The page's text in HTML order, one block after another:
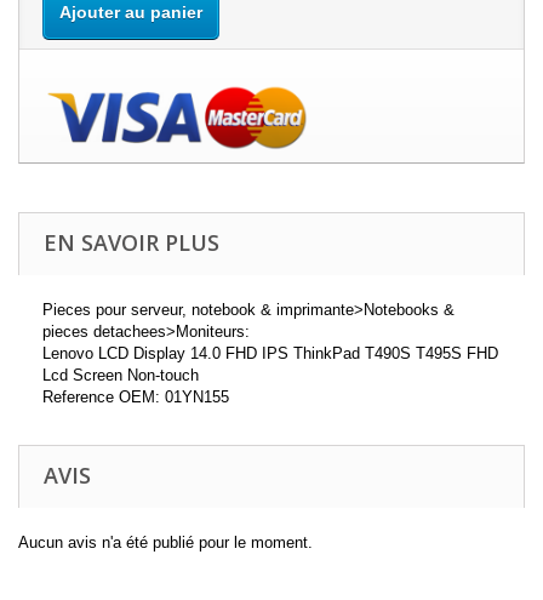
Ajouter au panier
EN SAVOIR PLUS
Pieces pour serveur, notebook & imprimante>Notebooks &
pieces detachees>Moniteurs:
Lenovo LCD Display 14.0 FHD IPS ThinkPad T490S T495S FHD
Lcd Screen Non-touch
Reference OEM: 01YN155
AVIS
Aucun avis n'a été publié pour le moment.